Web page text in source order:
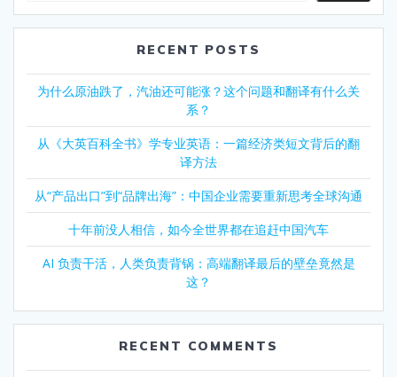
RECENT POSTS
为什么原油跌了，汽油还可能涨？这个问题和翻译有什么关
系？
从《大英百科全书》学专业英语：一篇经济类短文背后的翻
译方法
从“产品出口”到“品牌出海”：中国企业需要重新思考全球沟通
十年前没人相信，如今全世界都在追赶中国汽车
AI 负责干活，人类负责背锅：高端翻译最后的壁垒竟然是
这？
RECENT COMMENTS